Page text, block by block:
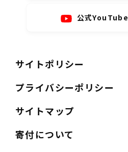
公式
サイトポリシー
プライバシーポリシー
サイトマップ
寄付について